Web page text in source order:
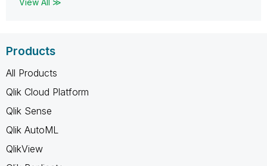
Products
All Products
Qlik Cloud Platform
Qlik Sense
Qlik AutoML
QlikView